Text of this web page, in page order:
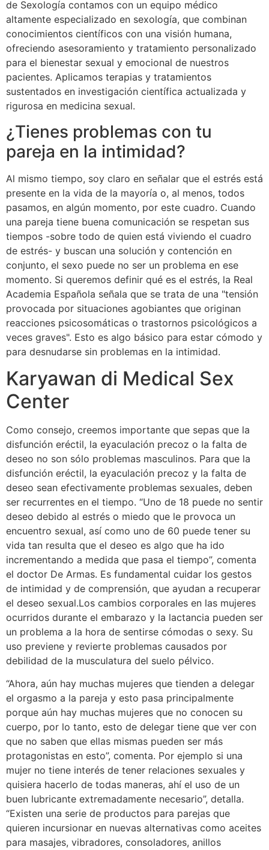
de Sexología contamos con un equipo médico
altamente especializado en sexología, que combinan
conocimientos científicos con una visión humana,
ofreciendo asesoramiento y tratamiento personalizado
para el bienestar sexual y emocional de nuestros
pacientes. Aplicamos terapias y tratamientos
sustentados en investigación científica actualizada y
rigurosa en medicina sexual.
¿Tienes problemas con tu
pareja en la intimidad?
Al mismo tiempo, soy claro en señalar que el estrés está
presente en la vida de la mayoría o, al menos, todos
pasamos, en algún momento, por este cuadro. Cuando
una pareja tiene buena comunicación se respetan sus
tiempos -sobre todo de quien está viviendo el cuadro
de estrés- y buscan una solución y contención en
conjunto, el sexo puede no ser un problema en ese
momento. Si queremos definir qué es el estrés, la Real
Academia Española señala que se trata de una "tensión
provocada por situaciones agobiantes que originan
reacciones psicosomáticas o trastornos psicológicos a
veces graves". Esto es algo básico para estar cómodo y
para desnudarse sin problemas en la intimidad.
Karyawan di Medical Sex
Center
Como consejo, creemos importante que sepas que la
disfunción eréctil, la eyaculación precoz o la falta de
deseo no son sólo problemas masculinos. Para que la
disfunción eréctil, la eyaculación precoz y la falta de
deseo sean efectivamente problemas sexuales, deben
ser recurrentes en el tiempo. “Uno de 18 puede no sentir
deseo debido al estrés o miedo que le provoca un
encuentro sexual, así como uno de 60 puede tener su
vida tan resulta que el deseo es algo que ha ido
incrementando a medida que pasa el tiempo”, comenta
el doctor De Armas. Es fundamental cuidar los gestos
de intimidad y de comprensión, que ayudan a recuperar
el deseo sexual.Los cambios corporales en las mujeres
ocurridos durante el embarazo y la lactancia pueden ser
un problema a la hora de sentirse cómodas o sexy. Su
uso previene y revierte problemas causados por
debilidad de la musculatura del suelo pélvico.
“Ahora, aún hay muchas mujeres que tienden a delegar
el orgasmo a la pareja y esto pasa principalmente
porque aún hay muchas mujeres que no conocen su
cuerpo, por lo tanto, esto de delegar tiene que ver con
que no saben que ellas mismas pueden ser más
protagonistas en esto”, comenta. Por ejemplo si una
mujer no tiene interés de tener relaciones sexuales y
quisiera hacerlo de todas maneras, ahí el uso de un
buen lubricante extremadamente necesario”, detalla.
“Existen una serie de productos para parejas que
quieren incursionar en nuevas alternativas como aceites
para masajes, vibradores, consoladores, anillos